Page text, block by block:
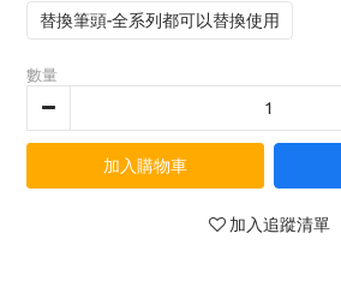
替換筆頭-全系列都可以替換使用
數量
加入購物車
加入追蹤清單